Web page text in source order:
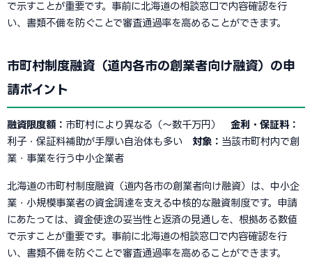
で示すことが重要です。事前に北海道の相談窓口で内容確認を行
い、書類不備を防ぐことで審査通過率を高めることができます。
市町村制度融資（道内各市の創業者向け融資）の申
請ポイント
融資限度額： 市町村により異なる（〜数千万円） 金利・保証料：
利子・保証料補助が手厚い自治体も多い 対象： 当該市町村内で創
業・事業を行う中小企業者
北海道の市町村制度融資（道内各市の創業者向け融資）は、中小企
業・小規模事業者の資金調達を支える中核的な融資制度です。申請
にあたっては、資金使途の妥当性と返済の見通しを、根拠ある数値
で示すことが重要です。事前に北海道の相談窓口で内容確認を行
い、書類不備を防ぐことで審査通過率を高めることができます。